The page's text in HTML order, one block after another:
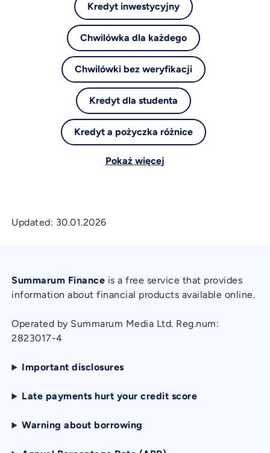
Kredyt inwestycyjny
Chwilówka dla każdego
Chwilówki bez weryfikacji
Kredyt dla studenta
Kredyt a pożyczka różnice
Pokaż więcej
Updated: 30.01.2026
Summarum Finance is a free service that provides
information about financial products available online.
Operated by Summarum Media Ltd. Reg.num:
2823017-4
Important disclosures
Late payments hurt your credit score
Warning about borrowing